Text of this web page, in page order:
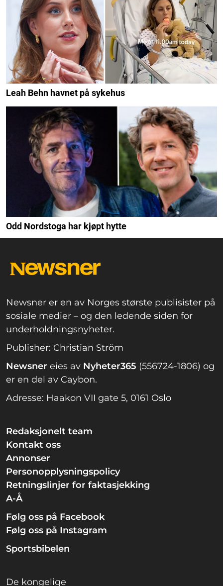
Leah Behn havnet på sykehus
Odd Nordstoga har kjøpt hytte
Newsner er en av Norges største publisister på
sosiale medier – og den ledende siden for
underholdningsnyheter.
Publisher: Christian Ström
Newsner eies av Nyheter365 (556724-1806) og
er en del av Caybon.
Adresse: Haakon VII gate 5, 0161 Oslo
Redaksjonelt team
Kontakt oss
Annonser
Personopplysningspolicy
Retningslinjer for faktasjekking
A-Å
Følg oss på Facebook
Følg oss på Instagram
Sportsbibelen
De kongelige